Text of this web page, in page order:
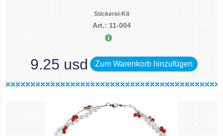
Stickerei-Kit
Art.: 11-004
9.25 usd Zum Warenkorb hinzufügen